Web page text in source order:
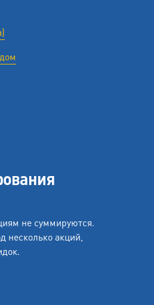
не суммируются.
несколько акций,